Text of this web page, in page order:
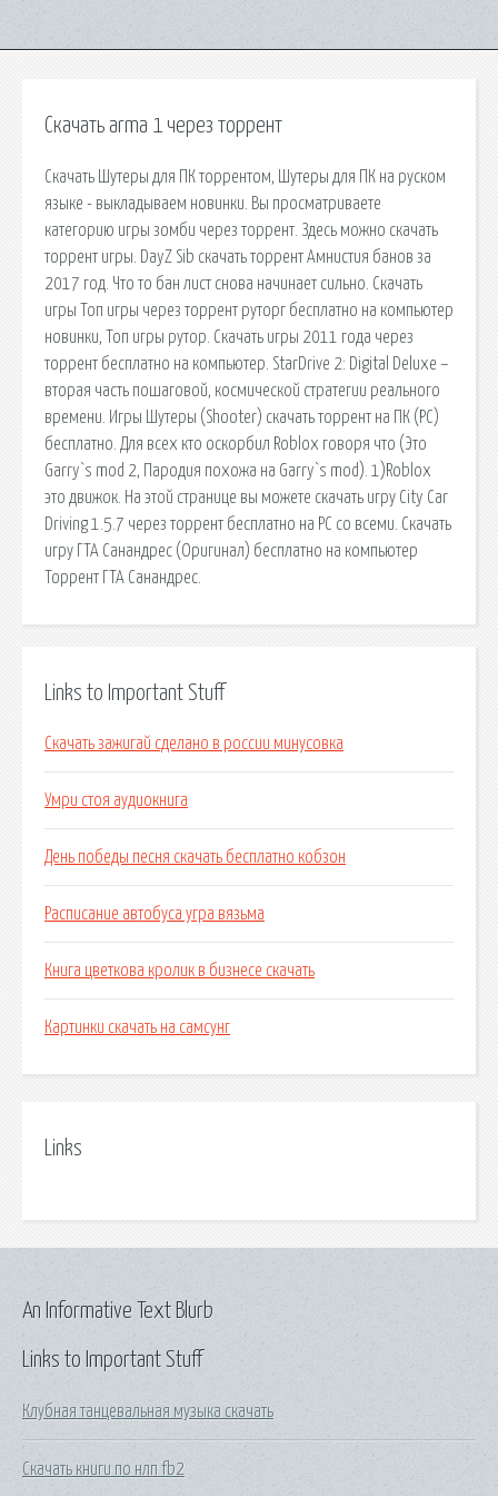
Скачать arma 1 через торрент
Скачать Шутеры для ПК торрентом, Шутеры для ПК на руском
языке - выкладываем новинки. Вы просматриваете
категорию игры зомби через торрент. Здесь можно скачать
торрент игры. DayZ Sib скачать торрент Амнистия банов за
2017 год. Что то бан лист снова начинает сильно. Скачать
игры Топ игры через торрент руторг бесплатно на компьютер
новинки, Топ игры рутор. Скачать игры 2011 года через
торрент бесплатно на компьютер. StarDrive 2: Digital Deluxe –
вторая часть пошаговой, космической стратегии реального
времени. Игры Шутеры (Shooter) скачать торрент на ПК (PC)
бесплатно. Для всех кто оскорбил Roblox говоря что (Это
Garry`s mod 2, Пародия похожа на Garry`s mod). 1)Roblox
это движок. На этой странице вы можете скачать игру City Car
Driving 1.5.7 через торрент бесплатно на PC со всеми. Скачать
игру ГТА Санандрес (Оригинал) бесплатно на компьютер
Торрент ГТА Санандрес.
Links to Important Stuff
Скачать зажигай сделано в россии минусовка
Умри стоя аудиокнига
День победы песня скачать бесплатно кобзон
Расписание автобуса угра вязьма
Книга цветкова кролик в бизнесе скачать
Картинки скачать на самсунг
Links
Links to Important Stuff
Клубная танцевальная музыка скачать
Скачать книги по нлп fb2
An Informative Text Blurb